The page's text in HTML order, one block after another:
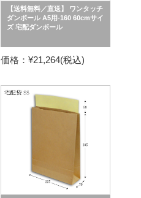
【送料無料／直送】 ワンタッチ
ダンボール A5用-160 60cmサイ
ズ 宅配ダンボール
価格：¥21,264(税込)